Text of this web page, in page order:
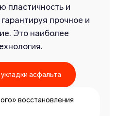
пластичность и
прочное и
Это наиболее
асфальта
восстановления